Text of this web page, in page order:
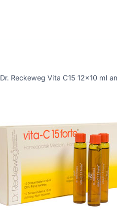
Dr. Reckeweg Vita C15 12×10 ml